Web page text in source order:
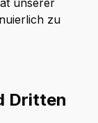
unserer
zu
Dritten